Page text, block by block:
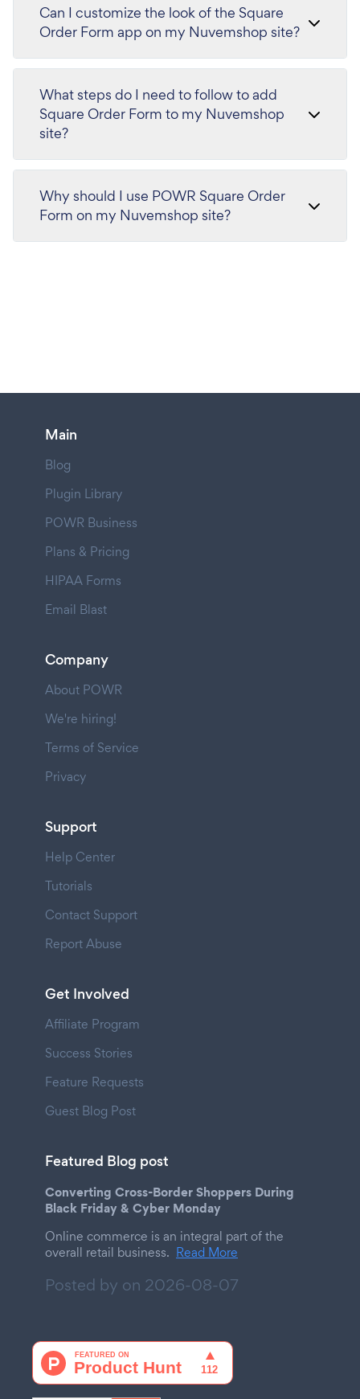
Can I customize the look of the Square
Order Form app on my Nuvemshop site?
What steps do I need to follow to add
Square Order Form to my Nuvemshop
site?
Why should I use POWR Square Order
Form on my Nuvemshop site?
Main
Blog
Plugin Library
POWR Business
Plans & Pricing
HIPAA Forms
Email Blast
Company
About POWR
We're hiring!
Terms of Service
Privacy
Support
Help Center
Tutorials
Contact Support
Report Abuse
Get Involved
Affiliate Program
Success Stories
Feature Requests
Guest Blog Post
Featured Blog post
Converting Cross-Border Shoppers During
Black Friday & Cyber Monday
Online commerce is an integral part of the
overall retail business. Read More
Posted by on 2026-08-07